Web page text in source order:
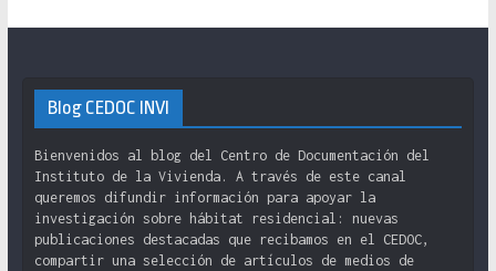
Blog CEDOC INVI
Bienvenidos al blog del Centro de Documentación del
Instituto de la Vivienda. A través de este canal
queremos difundir información para apoyar la
investigación sobre hábitat residencial: nuevas
publicaciones destacadas que recibamos en el CEDOC,
compartir una selección de artículos de medios de